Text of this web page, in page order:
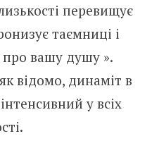
перевищує
таємниці і
вашу душу ».
відомо, динаміт в
у всіх